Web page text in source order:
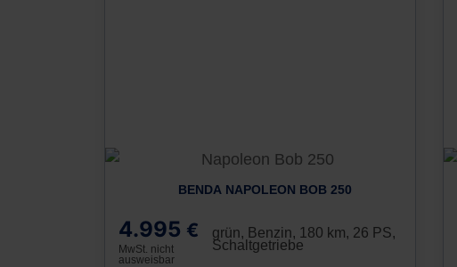
BENDA NAPOLEON BOB 250
4.995 €
MwSt. nicht
ausweisbar
grün, Benzin, 180 km, 26 PS,
Schaltgetriebe